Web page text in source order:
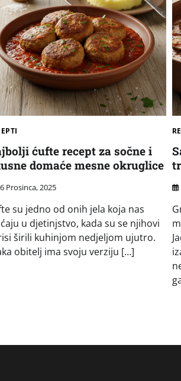
ćufte recept za sočne i
domaće mesne okruglice
Prosinca, 2025
su jedno od onih jela koja nas
u djetinjstvo, kada su se njihovi
širili kuhinjom nedjeljom ujutro.
obitelj ima svoju verziju […]